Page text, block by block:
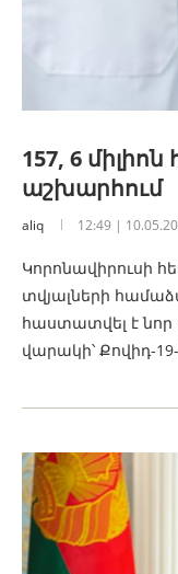
157, 6
աշխարհում
aliq 12:49 |
Կորոնավիրուսի
տվյալների
հաստատվել է նոր
վարակի՝ Քովիդ-